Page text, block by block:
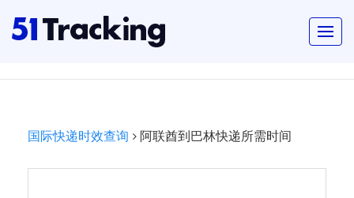
国际快递时效查询 阿联酋到巴林快递所需时间